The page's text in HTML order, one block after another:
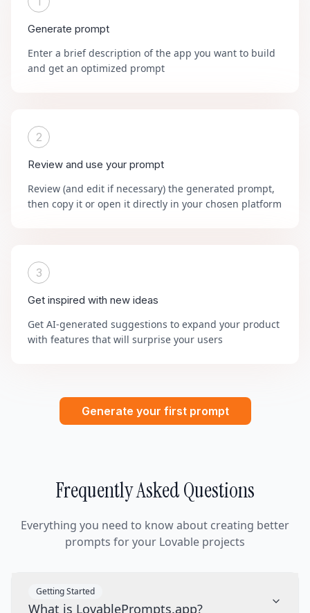
Generate prompt
Enter a brief description of the app you want to build
and get an optimized prompt
2
Review and use your prompt
Review (and edit if necessary) the generated prompt,
then copy it or open it directly in your chosen platform
3
Get inspired with new ideas
Get AI-generated suggestions to expand your product
with features that will surprise your users
Generate your first prompt
Frequently Asked Questions
Everything you need to know about creating better
prompts for your Lovable projects
Getting Started
What is LovablePrompts.app?